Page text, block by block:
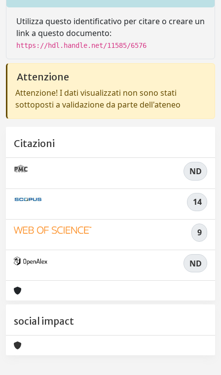
Utilizza questo identificativo per citare o creare un
link a questo documento:
https://hdl.handle.net/11585/6576
Attenzione
Attenzione! I dati visualizzati non sono stati
sottoposti a validazione da parte dell'ateneo
Citazioni
ND
14
9
ND
social impact